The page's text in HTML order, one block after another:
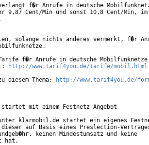
f�r Anrufe in deutsche
9,87 Cent/Min und sonst 10,8 Cent/Min,
solange nichts anderes vermerkt, f�r
f�r Anrufe in deutsche
http://www.tarif4you.de/tarife/mobil.html
diesem Thema:
http://www.tarif4you.de/
mit einem Festnetz-Angebot
klarmobil.de startet ein eigenes
auf Basis eines Preslection-
keinen Mindestumsatz und keine
hat.